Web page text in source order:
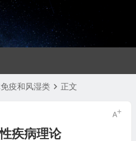
疫和风湿类 正文
疾病理论